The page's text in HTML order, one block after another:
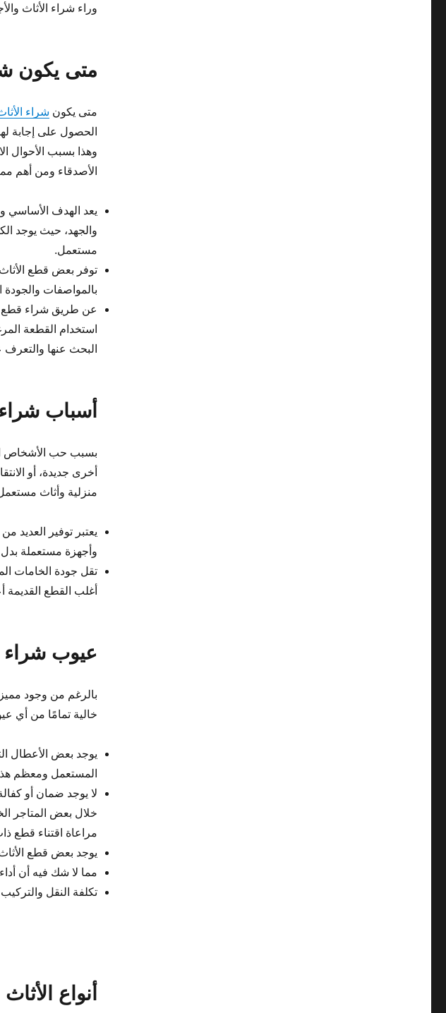
وراء شراء الأثاث
متى يكون
متى يكون شراء
الحصول على إجابة
وهذا بسبب الأحوال
الأصدقاء ومن أهم
يعد الهدف الأساسي
والجهد، حيث يوجد
مستعمل.
توفر بعض قطع الأثاث
بالمواصفات والجودة
عن طريق شراء قطع
استخدام القطعة
البحث عنها والتعرف
أسباب
بسبب حب الأشخاص
أخرى جديدة، أو
منزلية وأثاث
يعتبر توفير العديد
وأجهزة مستعملة بدل
تقل جودة الخامات
أغلب القطع
عيوب شراء
بالرغم من وجود
خالية تمامًا من أي
يوجد بعض الأعطال
المستعمل ومعظم
لا يوجد ضمان أو
خلال بعض المتاجر
مراعاة اقتناء قطع
يوجد بعض قطع
مما لا شك فيه أن
تكلفة النقل
أنواع